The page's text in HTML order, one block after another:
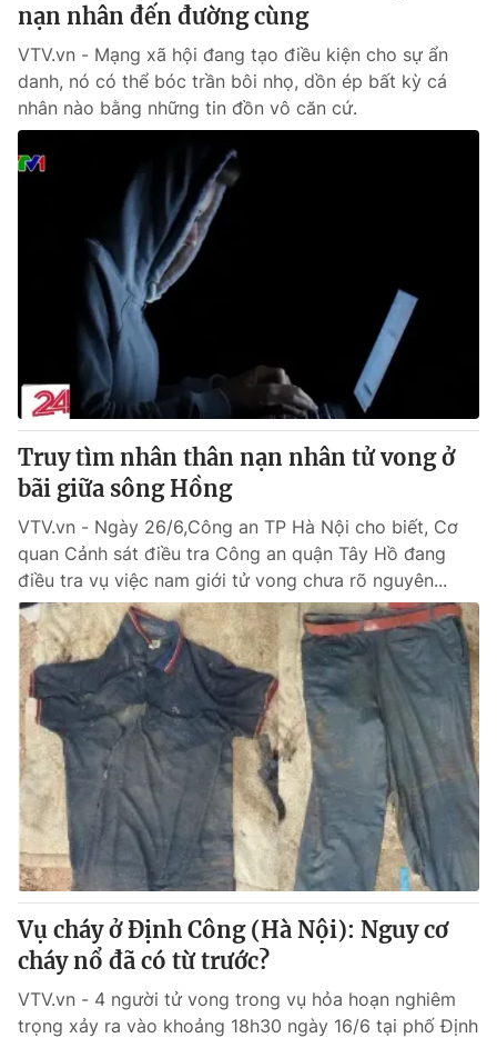
nạn nhân đến đường cùng
VTV.vn - Mạng xã hội đang tạo điều kiện cho sự ẩn
danh, nó có thể bóc trần bôi nhọ, dồn ép bất kỳ cá
nhân nào bằng những tin đồn vô căn cứ.
Truy tìm nhân thân nạn nhân tử vong ở
bãi giữa sông Hồng
VTV.vn - Ngày 26/6,Công an TP Hà Nội cho biết, Cơ
quan Cảnh sát điều tra Công an quận Tây Hồ đang
điều tra vụ việc nam giới tử vong chưa rõ nguyên...
Vụ cháy ở Định Công (Hà Nội): Nguy cơ
cháy nổ đã có từ trước?
VTV.vn - 4 người tử vong trong vụ hỏa hoạn nghiêm
trọng xảy ra vào khoảng 18h30 ngày 16/6 tại phố Định